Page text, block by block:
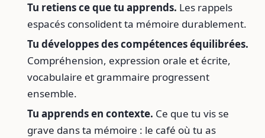
Tu retiens ce que tu apprends. Les rappels
espacés consolident ta mémoire durablement.
Tu développes des compétences équilibrées.
Compréhension, expression orale et écrite,
vocabulaire et grammaire progressent
ensemble.
Tu apprends en contexte. Ce que tu vis se
grave dans ta mémoire : le café où tu as